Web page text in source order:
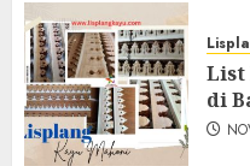
List
di